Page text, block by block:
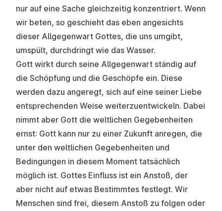
nur auf eine Sache gleichzeitig konzentriert. Wenn
wir beten, so geschieht das eben angesichts
dieser Allgegenwart Gottes, die uns umgibt,
umspült, durchdringt wie das Wasser.
Gott wirkt durch seine Allgegenwart ständig auf
die Schöpfung und die Geschöpfe ein. Diese
werden dazu angeregt, sich auf eine seiner Liebe
entsprechenden Weise weiterzuentwickeln. Dabei
nimmt aber Gott die weltlichen Gegebenheiten
ernst: Gott kann nur zu einer Zukunft anregen, die
unter den weltlichen Gegebenheiten und
Bedingungen in diesem Moment tatsächlich
möglich ist. Gottes Einfluss ist ein Anstoß, der
aber nicht auf etwas Bestimmtes festlegt. Wir
Menschen sind frei, diesem Anstoß zu folgen oder